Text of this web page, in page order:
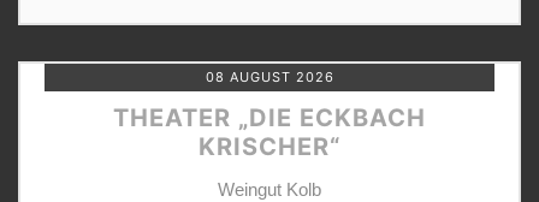
08 AUGUST 2026
THEATER „DIE ECKBACH
KRISCHER“
Weingut Kolb